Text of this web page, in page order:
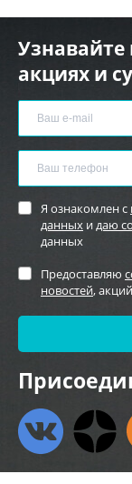
акциях и
Я ознакомлен с
данных идаю
данных
Предоставляю
новостей,